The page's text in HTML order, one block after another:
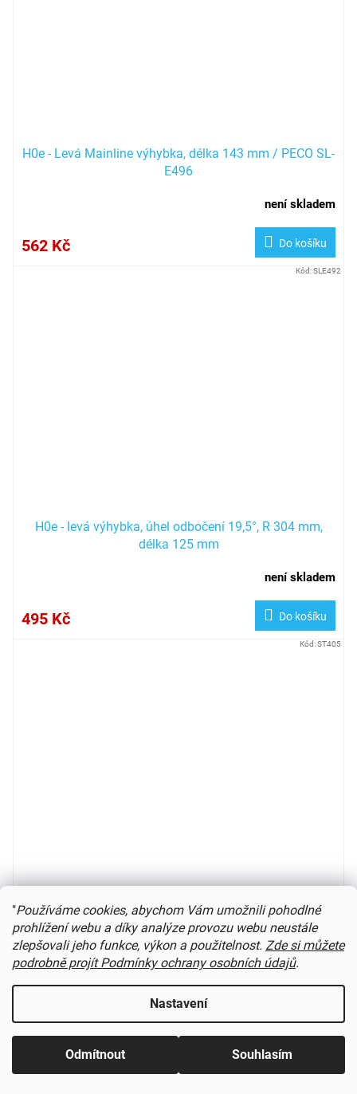
"Používáme cookies, abychom Vám umožnili pohodlné
prohlížení webu a díky analýze provozu webu neustále
zlepšovali jeho funkce, výkon a použitelnost. Zde si můžete
podrobně projít Podmínky ochrany osobních údajů.
Nastavení
Odmítnout Souhlasím
H0e - Levá Mainline výhybka, délka 143 mm / PECO SL-
E496
není skladem
562 Kč Do košíku
H0e - levá výhybka, úhel odbočení 19,5°, R 304 mm,
délka 125 mm
není skladem
495 Kč Do košíku
Kód:SLE492
délka 87 mm
není skladem
498 Kč Do košíku
Kód:ST405